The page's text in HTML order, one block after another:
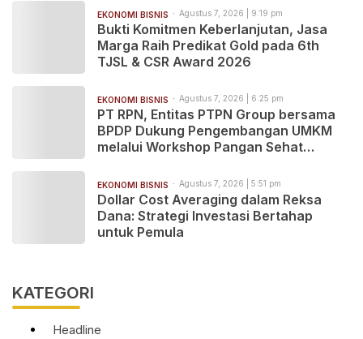
DIY
EKONOMI BISNIS Agustus 7, 2026 | 9:19 pm
Bukti Komitmen Keberlanjutan, Jasa
Marga Raih Predikat Gold pada 6th
TJSL & CSR Award 2026
EKONOMI BISNIS Agustus 7, 2026 | 6:25 pm
PT RPN, Entitas PTPN Group bersama
BPDP Dukung Pengembangan UMKM
melalui Workshop Pangan Sehat
EKONOMI BISNIS Agustus 7, 2026 | 5:51 pm
Dollar Cost Averaging dalam Reksa
Dana: Strategi Investasi Bertahap
untuk Pemula
KATEGORI
Headline